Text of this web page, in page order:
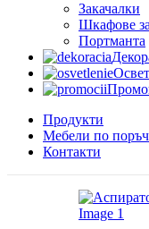
Закачалки
Шкафове
Портманта
Продукти
Мебели по
Контакти